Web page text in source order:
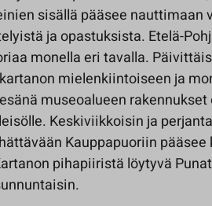
sisällä pääsee nauttimaan
ja opastuksista. Etelä-
monella eri tavalla.
mielenkiintoiseen ja
museoalueen
Keskiviikkoisin ja
Kauppapuoriin
pihapiiristä löytyvä